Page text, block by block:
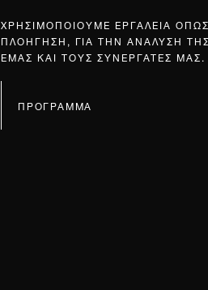
ΧΡΗΣΙΜΟΠΟΙΟΥΜΕ ΕΡΓΑΛΕΙΑ
ΠΛΟΗΓΗΣΗ, ΓΙΑ ΤΗΝ ΑΝΑΛΥΣΗ
ΕΜΑΣ ΚΑΙ ΤΟΥΣ ΣΥΝΕΡΓΑΤΕΣ ΜΑΣ.
ΠΡΟΓΡΑΜΜΑ